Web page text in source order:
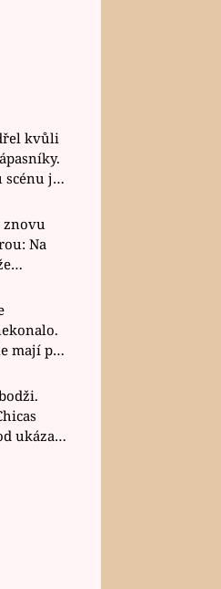
kvůli
jel
Na
mají po
na krku
ukázal